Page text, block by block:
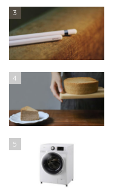
3
4
5